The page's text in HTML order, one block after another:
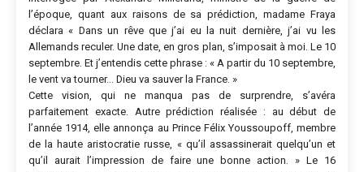
l’époque, quant aux raisons de sa prédiction, madame Fraya
déclara « Dans un rêve que j’ai eu la nuit dernière, j’ai vu les
Allemands reculer. Une date, en gros plan, s’imposait à moi. Le 10
septembre. Et j’entendis cette phrase : « A partir du 10 septembre,
le vent va tourner… Dieu va sauver la France. »
Cette vision, qui ne manqua pas de surprendre, s’avéra
parfaitement exacte. Autre prédiction réalisée : au début de
l’année 1914, elle annonça au Prince Félix Youssoupoff, membre
de la haute aristocratie russe, « qu’il assassinerait quelqu’un et
qu’il aurait l’impression de faire une bonne action. » Le 16